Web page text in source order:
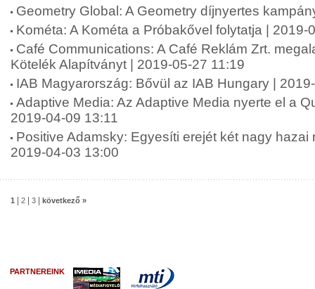
Geometry Global: A Geometry díjnyertes
Kométa: A Kométa a Próbakővel folytatja | 2019-
Café Communications: A Café Reklám Zrt.
Kötelék Alapítványt | 2019-05-27 11:19
IAB Magyarország: Bővül az IAB Hungary |
Adaptive Media: Az Adaptive Media nyerte el a
2019-04-09 13:11
Positive Adamsky: Egyesíti erejét két nagy hazai
2019-04-03 13:00
1 2 3 következő »
PARTNEREINK